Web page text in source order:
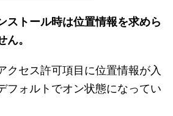
ストール時は位置情報を求めら
。
クセス許可項目に位置情報が入
フォルトでオン状態になってい